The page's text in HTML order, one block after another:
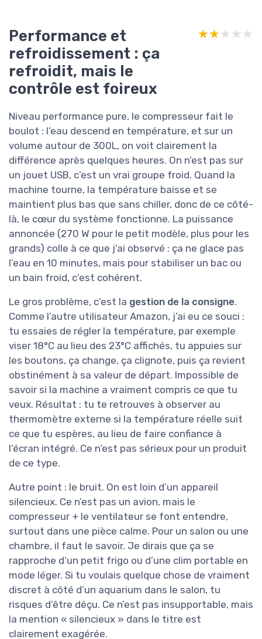
Performance et
refroidissement : ça
refroidit, mais le
contrôle est foireux
★★★★★
★★★★★
Niveau performance pure, le compresseur fait le
boulot : l’eau descend en température, et sur un
volume autour de 300L, on voit clairement la
différence après quelques heures. On n’est pas sur
un jouet USB, c’est un vrai groupe froid. Quand la
machine tourne, la température baisse et se
maintient plus bas que sans chiller, donc de ce côté-
là, le cœur du système fonctionne. La puissance
annoncée (270 W pour le petit modèle, plus pour les
grands) colle à ce que j’ai observé : ça ne glace pas
l’eau en 10 minutes, mais pour stabiliser un bac ou
un bain froid, c’est cohérent.
Le gros problème, c’est la gestion de la consigne.
Comme l’autre utilisateur Amazon, j’ai eu ce souci :
tu essaies de régler la température, par exemple
viser 18°C au lieu des 23°C affichés, tu appuies sur
les boutons, ça change, ça clignote, puis ça revient
obstinément à sa valeur de départ. Impossible de
savoir si la machine a vraiment compris ce que tu
veux. Résultat : tu te retrouves à observer au
thermomètre externe si la température réelle suit
ce que tu espères, au lieu de faire confiance à
l’écran intégré. Ce n’est pas sérieux pour un produit
de ce type.
Autre point : le bruit. On est loin d’un appareil
silencieux. Ce n’est pas un avion, mais le
compresseur + le ventilateur se font entendre,
surtout dans une pièce calme. Pour un salon ou une
chambre, il faut le savoir. Je dirais que ça se
rapproche d’un petit frigo ou d’une clim portable en
mode léger. Si tu voulais quelque chose de vraiment
discret à côté d’un aquarium dans le salon, tu
risques d’être déçu. Ce n’est pas insupportable, mais
la mention « silencieux » dans le titre est
clairement exagérée.